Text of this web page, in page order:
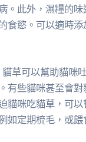
。此外，濕糧的
食慾。可以適時
貓草可以幫助貓咪
有些貓咪甚至會
貓咪吃貓草，可
如定期梳毛，或餵